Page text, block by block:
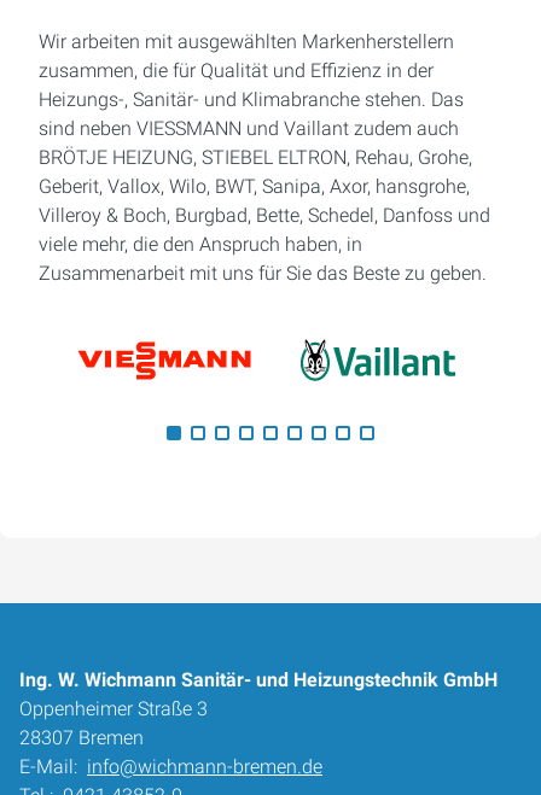
Wir arbeiten mit ausgewählten Markenherstellern
zusammen, die für Qualität und Effizienz in der
Heizungs-, Sanitär- und Klimabranche stehen. Das
sind neben VIESSMANN und Vaillant zudem auch
BRÖTJE HEIZUNG, STIEBEL ELTRON, Rehau, Grohe,
Geberit, Vallox, Wilo, BWT, Sanipa, Axor, hansgrohe,
Villeroy & Boch, Burgbad, Bette, Schedel, Danfoss und
viele mehr, die den Anspruch haben, in
Zusammenarbeit mit uns für Sie das Beste zu geben.
Ing. W. Wichmann Sanitär- und Heizungstechnik GmbH
Oppenheimer Straße 3
28307 Bremen
E-Mail: info@wichmann-bremen.de